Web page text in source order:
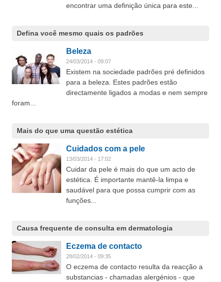
encontrar uma definição única para este...
Defina você mesmo quais os padrões
Beleza
24/03/2014 - 09:07
Existem na sociedade padrões pré definidos
para a beleza. Estes padrões estão
directamente ligados a modas e nem sempre
foram...
Mais do que uma questão estética
Cuidados com a pele
13/03/2014 - 17:02
Cuidar da pele é mais do que um acto de
estética. É importante mantê-la limpa e
saudável para que possa cumprir com as
funções...
Causa frequente de consulta em dermatologia
Eczema de contacto
28/02/2014 - 09:35
O eczema de contacto resulta da reacção a
substancias - chamadas alergénios - que